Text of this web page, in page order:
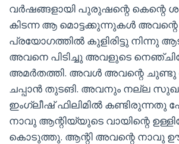
വർഷങ്ങളായി പുരുഷന്റെ കെന്റെ
കിടന്ന ആ മൊട്ടക്കുന്നുകൾ
പ്രയോഗത്തിൽ കുളിരിട്ടു നിന്നു
അവനെ പിടിച്ചു അവളുടെ
അമർതത്തി. അവൾ അവന്റെ ചുണ്ടു
ചപ്പാൻ തുടങി. അവനും നല്ല സുഖം
ഇംഗ്ലീഷ് ഫിലിമിൽ കണ്ടിരുന്നതു
നാവു ആന്റിയ്യുടെ വായിന്റെ
കൊടുത്തു. ആന്റി അവന്റെ നാവു